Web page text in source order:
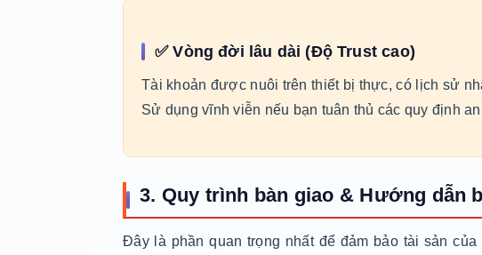
✅ Vòng đời lâu dài (Độ Trust cao)
Tài khoản được nuôi trên thiết bị thực, có lịch sử
Sử dụng vĩnh viễn nếu bạn tuân thủ các quy định
3. Quy trình bàn giao & Hướng dẫn
Đây là phần quan trọng nhất để đảm bảo tài sản